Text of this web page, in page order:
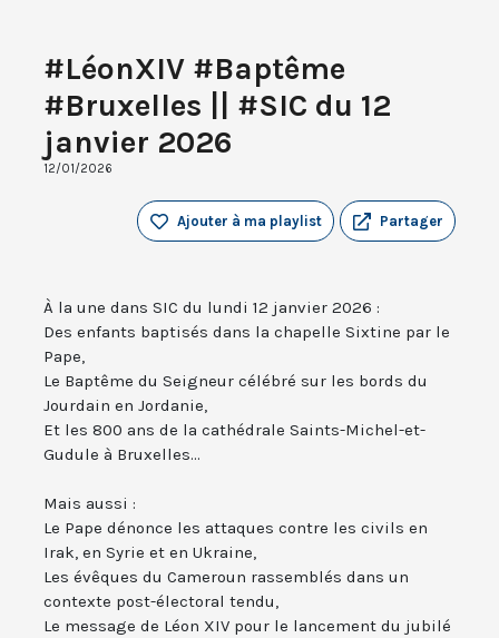
#LéonXIV #Baptême
#Bruxelles || #SIC du 12
janvier 2026
12/01/2026
Partager
Ajouter à ma playlist
À la une dans SIC du lundi 12 janvier 2026 :
Des enfants baptisés dans la chapelle Sixtine par le
Pape,
Le Baptême du Seigneur célébré sur les bords du
Jourdain en Jordanie,
Et les 800 ans de la cathédrale Saints-Michel-et-
Gudule à Bruxelles...
Mais aussi :
Le Pape dénonce les attaques contre les civils en
Irak, en Syrie et en Ukraine,
Les évêques du Cameroun rassemblés dans un
contexte post-électoral tendu,
Le message de Léon XIV pour le lancement du jubilé